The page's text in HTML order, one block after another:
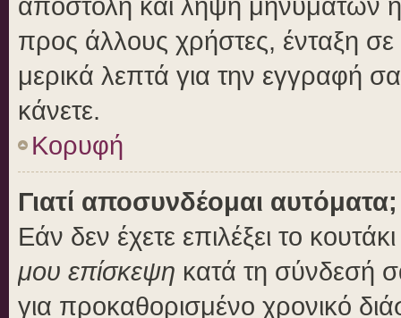
προς άλλους χρήστες, ένταξη
μερικά λεπτά για την εγγραφή
κάνετε.
Κορυφή
Γιατί αποσυνδέομαι αυτόματα;
Εάν δεν έχετε επιλέξει το
μου επίσκεψη κατά τη σύνδεσή
για προκαθορισμένο χρονικό